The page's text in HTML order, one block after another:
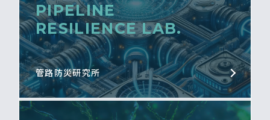
PIPELINE
RESILIENCE LAB.
管路防災研究所